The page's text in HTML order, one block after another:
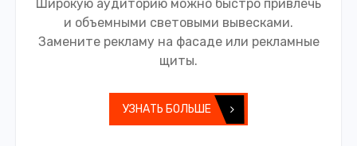
Широкую аудиторию можно быстро привлечь
и объемными световыми вывесками.
Замените рекламу на фасаде или рекламные
щиты.
УЗНАТЬ БОЛЬШЕ